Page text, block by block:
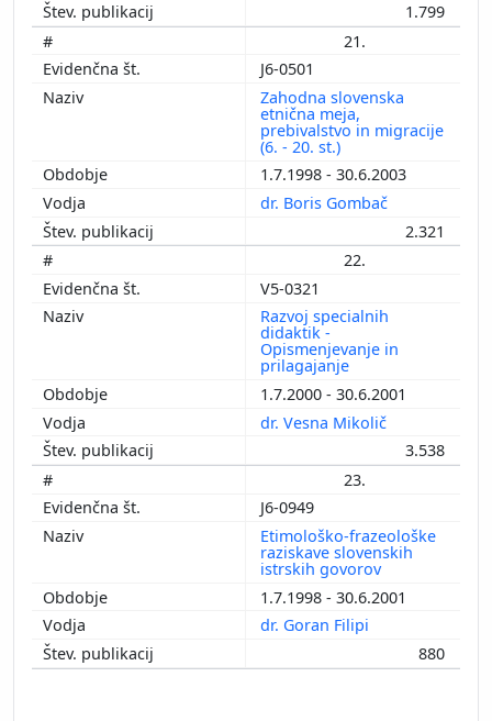
1.799
21.
J6-0501
Zahodna slovenska
etnična meja,
prebivalstvo in migracije
(6. - 20. st.)
1.7.1998 - 30.6.2003
dr. Boris Gombač
2.321
22.
V5-0321
Razvoj specialnih
didaktik -
Opismenjevanje in
prilagajanje
1.7.2000 - 30.6.2001
dr. Vesna Mikolič
3.538
23.
J6-0949
Etimološko-frazeološke
raziskave slovenskih
istrskih govorov
1.7.1998 - 30.6.2001
dr. Goran Filipi
880